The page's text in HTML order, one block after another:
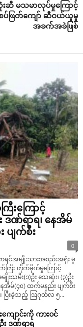
ဆီ မသမာလုပ်မှုကြောင့်
ပ်ဖြတ်ကျော် ဆီဝယ်ယူမှု
အခက်အခဲဖြစ်
းကြောင့်
ဒဏ်ရာရ၊ နေအိမ်
ပျက်စီး
0
င်အမျိုးသားအစည်းအရုံး မူ
ကြီး တိုက်ခိုက်မှုကြောင့်
မီး(၁)ဦး သေဆုံး၊ (၃)ဦး
အိမ်(၄၀) ထက်မနည်း ပျက်စီး
ပြီးခဲ့သည့် ဩဂုတ်လ ၅...
ျောင်းကို ကားဝင်
ဒဏ်ရာရ